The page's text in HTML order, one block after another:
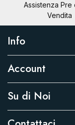
Assistenza Pre
Vendita
Info
Account
Su di Noi